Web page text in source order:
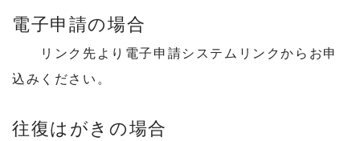
電子申請の場合
リンク先より電子申請システムリンクからお申
込みください。
往復はがきの場合